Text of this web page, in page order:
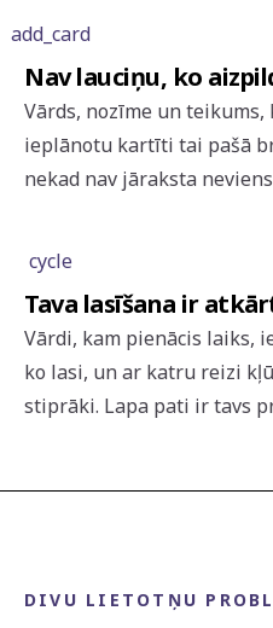
add_card
Nav lauciņu, ko
Vārds, nozīme un
ieplānotu kartīti tai pašā
nekad nav jāraksta
cycle
Tava lasīšana ir
Vārdi, kam pienācis laiks,
ko lasi, un ar katru reizi
stiprāki. Lapa pati ir tavs
DIVU LIETOTŅU